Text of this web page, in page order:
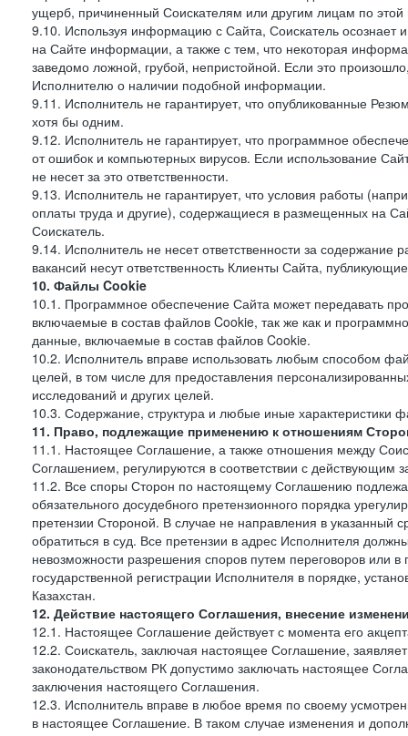
ущерб, причиненный Соискателям или другим лицам по этой
9.10. Используя информацию с Сайта, Соискатель осознает
на Сайте информации, а также с тем, что некоторая
заведомо ложной, грубой, непристойной. Если это
Исполнителю о наличии подобной информации.
9.11. Исполнитель не гарантирует, что опубликованные
хотя бы одним.
9.12. Исполнитель не гарантирует, что программное
от ошибок и компьютерных вирусов. Если использование
не несет за это ответственности.
9.13. Исполнитель не гарантирует, что условия работы
оплаты труда и другие), содержащиеся в размещенных на
Соискатель.
9.14. Исполнитель не несет ответственности за
вакансий несут ответственность Клиенты Сайта,
10. Файлы Cookie
10.1. Программное обеспечение Сайта может передавать
включаемые в состав файлов Cookie, так же как и
данные, включаемые в состав файлов Cookie.
10.2. Исполнитель вправе использовать любым способом
целей, в том числе для предоставления
исследований и других целей.
10.3. Содержание, структура и любые иные
11. Право, подлежащие применению к отношениям
11.1. Настоящее Соглашение, а также отношения между
Соглашением, регулируются в соответствии с действующим
11.2. Все споры Сторон по настоящему Соглашению
обязательного досудебного претензионного порядка
претензии Стороной. В случае не направления в указанный
обратиться в суд. Все претензии в адрес Исполнителя
невозможности разрешения споров путем переговоров или
государственной регистрации Исполнителя в порядке,
Казахстан.
12. Действие настоящего Соглашения, внесение
12.1. Настоящее Соглашение действует с момента его
12.2. Соискатель, заключая настоящее Соглашение,
законодательством РК допустимо заключать настоящее
заключения настоящего Соглашения.
12.3. Исполнитель вправе в любое время по своему
в настоящее Соглашение. В таком случае изменения и